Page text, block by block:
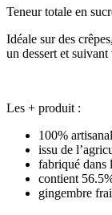
Teneur totale en
Idéale sur des
un dessert et
Les + produit :
100%
issu de
fabriqué dans
contient
gingembre